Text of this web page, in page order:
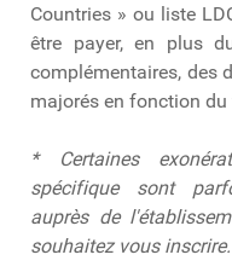
Countries » ou liste
être payer, en plus
complémentaires, des
majorés en fonction
* Certaines
spécifique sont
auprès de
souhaitez vous inscrire.